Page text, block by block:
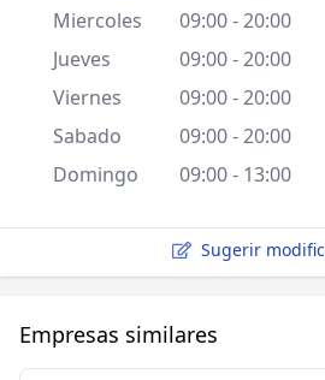
Miercoles
09:00 - 20:00
Jueves
09:00 - 20:00
Viernes
09:00 - 20:00
Sabado
09:00 - 20:00
Domingo
09:00 - 13:00
Sugerir
Empresas similares